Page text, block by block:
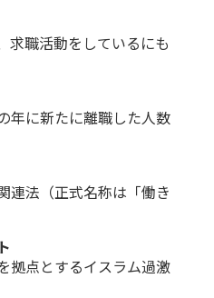
求職活動をしているにも
年に新たに離職した人数
連法（正式名称は「働き
拠点とするイスラム過激